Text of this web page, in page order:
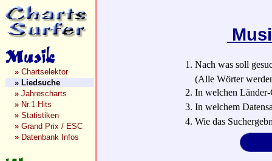
» Chartselektor
» Liedsuche
» Jahrescharts
» Nr.1 Hits
» Statistiken
» Grand Prix / ESC
» Datenbank Infos
1. Nach was soll
(Alle Wörter
2. In welchen Länder-
3. In welchem
4. Wie das